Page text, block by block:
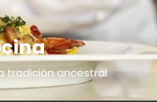
tradición ancestral